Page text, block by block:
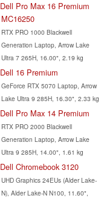
Dell Pro Max 16 Premium
MC16250
RTX PRO 1000 Blackwell
Generation Laptop, Arrow Lake
Ultra 7 265H, 16.00", 2.19 kg
Dell 16 Premium
GeForce RTX 5070 Laptop, Arrow
Lake Ultra 9 285H, 16.30", 2.33 kg
Dell Pro Max 14 Premium
RTX PRO 2000 Blackwell
Generation Laptop, Arrow Lake
Ultra 9 285H, 14.00", 1.61 kg
Dell Chromebook 3120
UHD Graphics 24EUs (Alder Lake-
N), Alder Lake-N N100, 11.60",